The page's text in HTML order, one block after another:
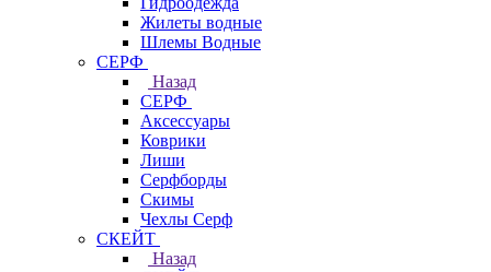
Жилеты водные
Шлемы Водные
СЕРФ
Назад
СЕРФ
Аксессуары
Коврики
Лиши
Серфборды
Скимы
Чехлы Cерф
СКЕЙТ
Назад